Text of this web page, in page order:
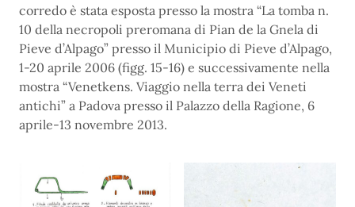
corredo è stata esposta presso la mostra “La tomba n.
10 della necropoli preromana di Pian de la Gnela di
Pieve d’Alpago” presso il Municipio di Pieve d’Alpago,
1-20 aprile 2006 (figg. 15-16) e successivamente nella
mostra “Venetkens. Viaggio nella terra dei Veneti
antichi” a Padova presso il Palazzo della Ragione, 6
aprile-13 novembre 2013.